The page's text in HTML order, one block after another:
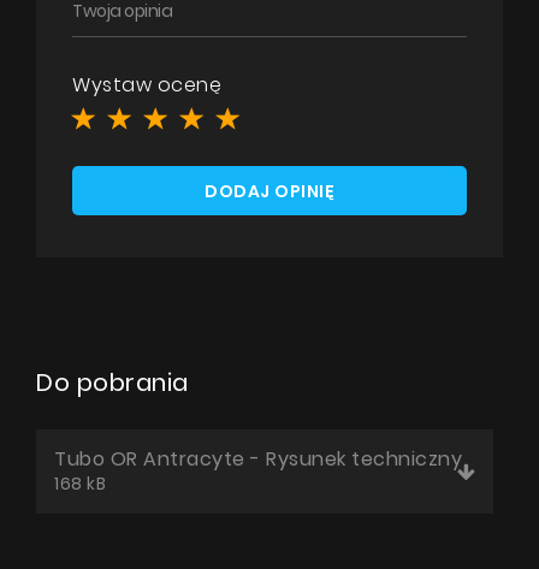
Wystaw ocenę
DODAJ OPINIĘ
Do pobrania
Tubo OR Antracyte - Rysunek techniczny
168 kB